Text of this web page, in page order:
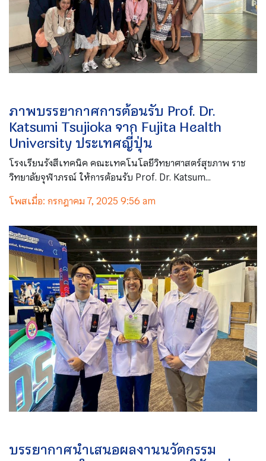
ภาพบรรยากาศการต้อนรับ Prof. Dr.
Katsumi Tsujioka จาก Fujita Health
University ประเทศญี่ปุ่น
โรงเรียนรังสีเทคนิค คณะเทคโนโลยีวิทยาศาสตร์สุขภาพ ราช
วิทยาลัยจุฬาภรณ์ ให้การต้อนรับ Prof. Dr. Katsum...
โพสเมื่อ: กรกฎาคม 7, 2025 9:56 am
บรรยากาศนำเสนอผลงานนวัตกรรม